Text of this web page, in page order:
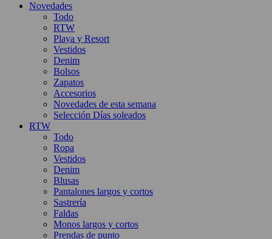
Novedades
Todo
RTW
Playa y Resort
Vestidos
Denim
Bolsos
Zapatos
Accesorios
Novedades de esta semana
Selección Días soleados
RTW
Todo
Ropa
Vestidos
Denim
Blusas
Pantalones largos y cortos
Sastrería
Faldas
Monos largos y cortos
Prendas de punto